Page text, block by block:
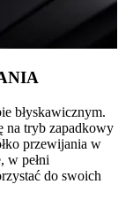
błyskawicznym.
na tryb zapadkowy
przewijania w
w pełni
do swoich